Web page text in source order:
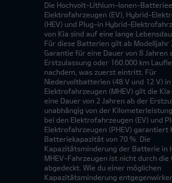
Die Hochvolt-Lithium-Ionen-
Elektrofahrzeugen (EV), Hybrid-
(HEV) und Plug-in Hybrid-
von Kia sind auf eine lange
Für diese Batterien gilt ab Modelljahr
Garantie für eine Dauer von 8 Jahren
Erstzulassung oder 160.000 km
nachdem, was zuerst eintritt. Für
Niedervoltbatterien (48 V und 12 V)
Elektrofahrzeugen (MHEV) gilt die
eine Dauer von 2 Jahren ab der
unabhängig von der
bei den Elektrofahrzeugen (EV) und
Elektrofahrzeugen (PHEV) garantiert
Batteriekapazität von 70 %. Die
Kapazitätsminderung der Batterie in
MHEV-Fahrzeugen ist nicht durch die
abgedeckt. Wie du einer möglichen
Kapazitätsminderung